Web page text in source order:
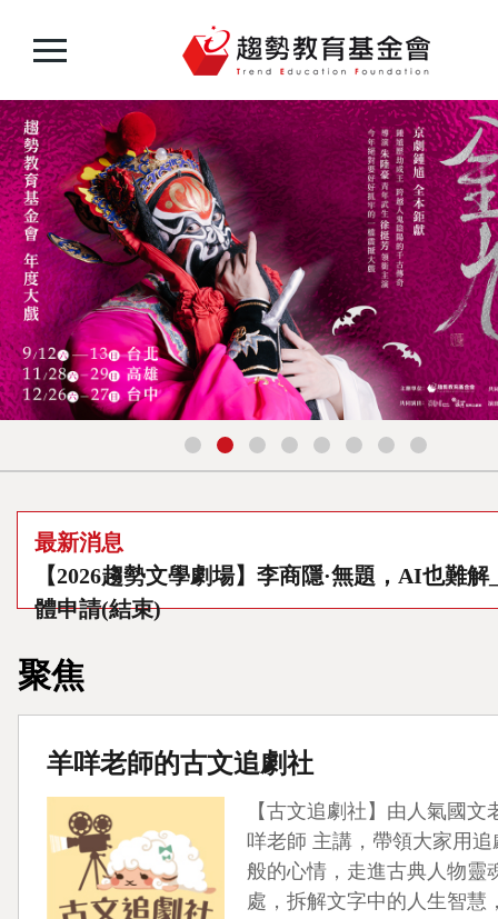
最新消息
【2026趨勢文學劇場】李商隱·無題，AI也難解
體申請(結束)
聚焦
羊咩老師的古文追劇社
【古文追劇社】由人氣國文
咩老師 主講，帶領大家用追
般的心情，走進古典人物靈
處，拆解文字中的人生智慧